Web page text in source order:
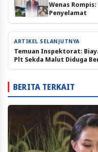
Wenas
Penyelamat
ARTIKEL SELANJUTNYA
Temuan Inspektorat:
Plt Sekda Malut Diduga
BERITA TERKAIT